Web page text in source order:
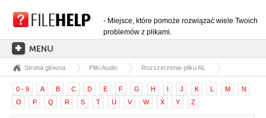
- Miejsce, które pomoże rozwiązać wiele Twoich
problemów z plikami.
STRONA GŁÓWNA
KATEGORIE ROZSZERZEŃ
KATEGORIE STEROWNIKÓW
Strona główna Pliki Audio Rozszerzenie pliku AL
0 - 9 A B C D E F G H I J K L M
N
O
P Q R S T U V W X Y Z